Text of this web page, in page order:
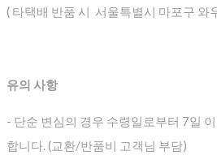
( 타택배 반품 시 서울특별시 마포구 와
유의 사항
- 단순 변심의 경우 수령일로부터 7일
합니다. (교환/반품비 고객님 부담)